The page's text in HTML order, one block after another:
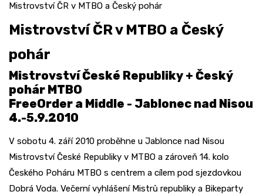
Mistrovství ČR v MTBO a Český pohár
Mistrovství ČR v MTBO a Český
pohár
Mistrovství České Republiky + Český
pohár MTBO
FreeOrder a Middle - Jablonec nad Nisou
4.-5.9.2010
V sobotu 4. září 2010 proběhne u Jablonce nad Nisou
Mistrovství České Republiky v MTBO a zároveň 14. kolo
Českého Poháru MTBO s centrem a cílem pod sjezdovkou
Dobrá Voda. Večerní vyhlášení Mistrů republiky a Bikeparty